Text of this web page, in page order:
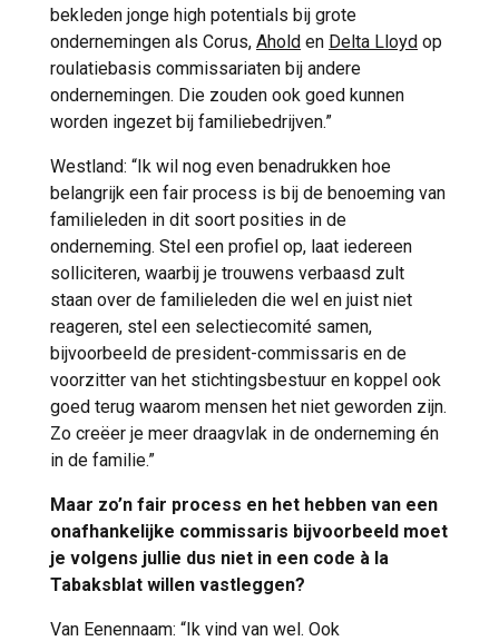
bekleden jonge high potentials bij grote
ondernemingen als Corus, Ahold en Delta Lloyd op
roulatiebasis commissariaten bij andere
ondernemingen. Die zouden ook goed kunnen
worden ingezet bij familiebedrijven.”
Westland: “Ik wil nog even benadrukken hoe
belangrijk een fair process is bij de benoeming van
familieleden in dit soort posities in de
onderneming. Stel een profiel op, laat iedereen
solliciteren, waarbij je trouwens verbaasd zult
staan over de familieleden die wel en juist niet
reageren, stel een selectiecomité samen,
bijvoorbeeld de president-commissaris en de
voorzitter van het stichtingsbestuur en koppel ook
goed terug waarom mensen het niet geworden zijn.
Zo creëer je meer draagvlak in de onderneming én
in de familie.”
Maar zo’n fair process en het hebben van een
onafhankelijke commissaris bijvoorbeeld moet
je volgens jullie dus niet in een code à la
Tabaksblat willen vastleggen?
Van Eenennaam: “Ik vind van wel. Ook